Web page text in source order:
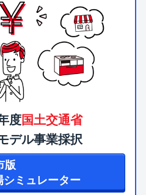
度国土交通省
デル事業採択
版
ミュレーター